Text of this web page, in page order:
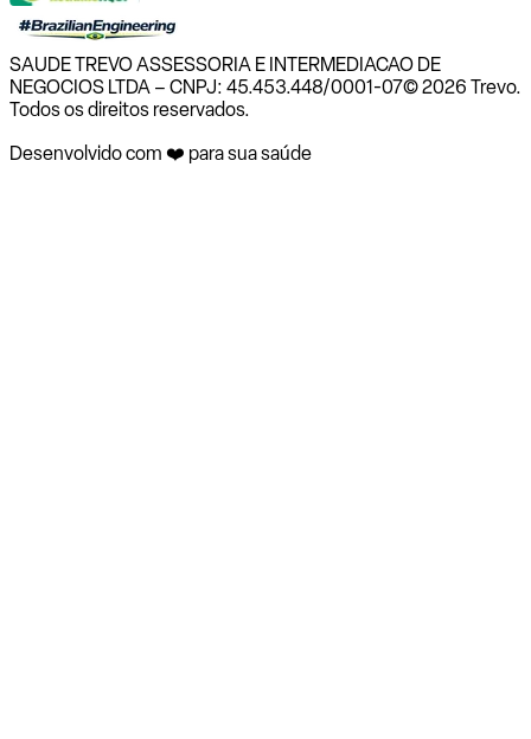
SAUDE TREVO ASSESSORIA E INTERMEDIACAO DE
NEGOCIOS LTDA – CNPJ: 45.453.448/0001-07© 2026 Trevo.
Todos os direitos reservados.
Desenvolvido com ❤️ para sua saúde